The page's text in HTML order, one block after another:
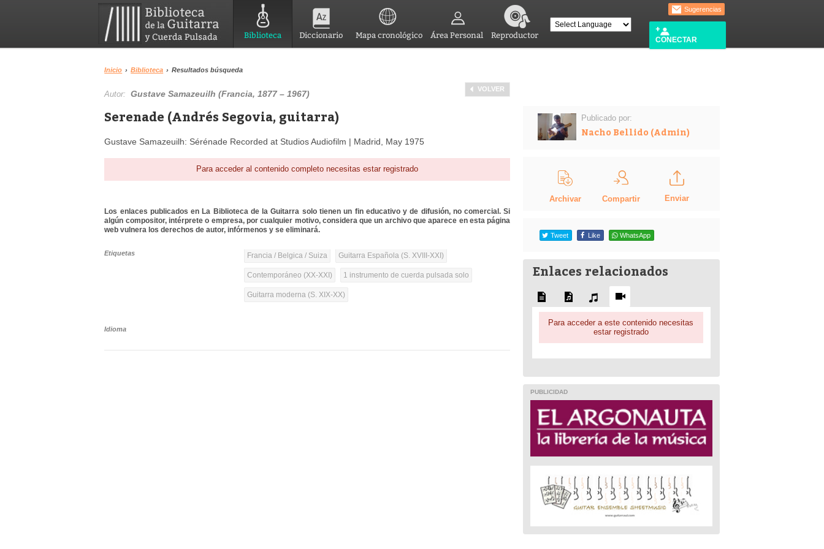
Biblioteca Diccionario Mapa cronológico Área Personal Reproductor
Sugerencias
CONECTAR
Inicio › Biblioteca › Resultados búsqueda
VOLVER
Autor:Gustave Samazeuilh (Francia, 1877 – 1967)
Serenade (Andrés Segovia, guitarra)
Gustave Samazeuilh: Sérénade Recorded at Studios Audiofilm | Madrid, May 1975
Para acceder al contenido completo necesitas estar registrado
Los enlaces publicados en La Biblioteca de la Guitarra solo tienen un fin educativo y de difusión, no comercial. Si
algún compositor, intérprete o empresa, por cualquier motivo, considera que un archivo que aparece en esta página
web vulnera los derechos de autor, infórmenos y se eliminará.
Etiquetas Francia / Belgica / Suiza Guitarra Española (S. XVIII-XXI)
Contemporáneo (XX-XXI) 1 instrumento de cuerda pulsada solo
Guitarra moderna (S. XIX-XX)
Idioma
Publicado por:
Nacho Bellido (Admin)
Archivar Compartir Enviar
Tweet Like WhatsApp
Enlaces relacionados
Para acceder a este contenido necesitas
estar registrado
PUBLICIDAD